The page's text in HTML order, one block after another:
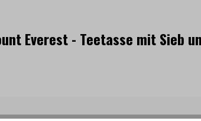
Everest - Teetasse mit Sieb